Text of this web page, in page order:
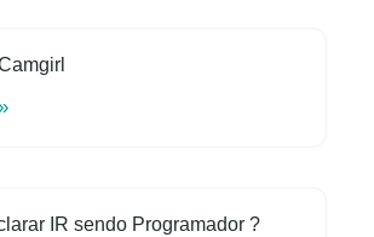
IR sendo Programador ?